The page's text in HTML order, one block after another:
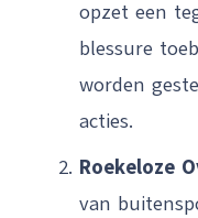
opzet een
blessure
worden
acties.
Roekeloze
van